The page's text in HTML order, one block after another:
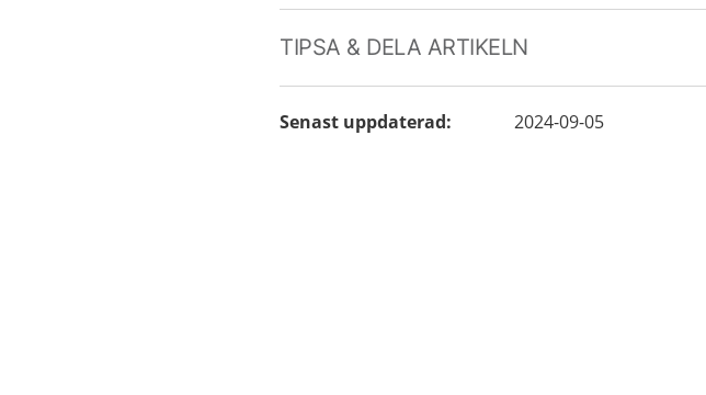
TIPSA & DELA ARTIKELN
Senast uppdaterad: 2024-09-05